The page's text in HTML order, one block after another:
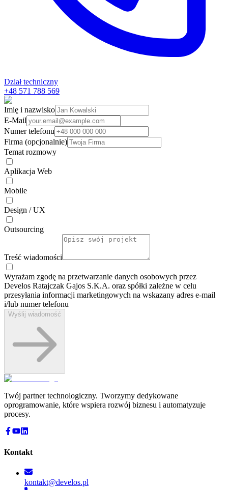
Dział techniczny
+48 571 788 569
Imię i nazwisko
E-Mail
Numer telefonu
Firma (opcjonalnie)
Temat rozmowy
Aplikacja Web
Mobile
Design / UX
Outsourcing
Treść wiadomości
Wyrażam zgodę na przetwarzanie danych osobowych przez
Develos Ratajczak Gajos S.K.A. oraz spółki zależne w celu
przesyłania informacji marketingowych na wskazany adres e-⁠mail
i/lub numer telefonu
Wyślij wiadomość
Twój partner technologiczny. Tworzymy dedykowane
oprogramowanie, które wspiera rozwój biznesu i automatyzuje
procesy.
Kontakt
kontakt@develos.pl